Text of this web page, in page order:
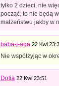
tylko 2 dzieci, nie
począć, to nie będą
małżeństwu jakby w
baba-j-aga 22 Kwi
Nie współżyjąc w
Dotia 22 Kwi 23:51